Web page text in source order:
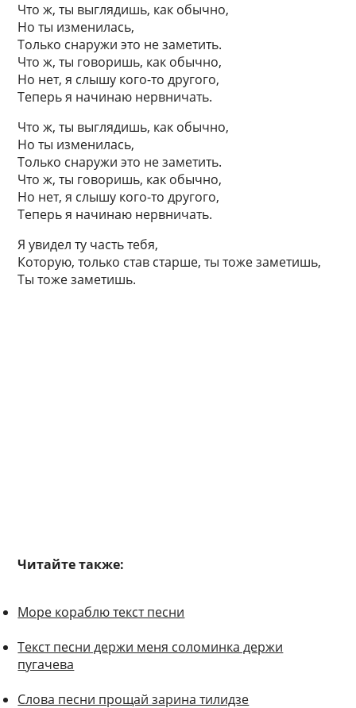
Что ж, ты выглядишь, как обычно,
Но ты изменилась,
Только снаружи это не заметить.
Что ж, ты говоришь, как обычно,
Но нет, я слышу кого-то другого,
Теперь я начинаю нервничать.
Что ж, ты выглядишь, как обычно,
Но ты изменилась,
Только снаружи это не заметить.
Что ж, ты говоришь, как обычно,
Но нет, я слышу кого-то другого,
Теперь я начинаю нервничать.
Я увидел ту часть тебя,
Которую, только став старше, ты тоже заметишь,
Ты тоже заметишь.
Читайте также:
Море кораблю текст песни
Текст песни держи меня соломинка держи
пугачева
Слова песни прощай зарина тилидзе